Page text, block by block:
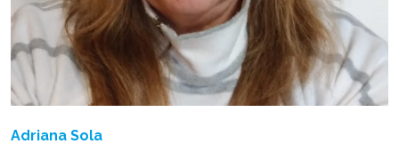
Adriana Sola